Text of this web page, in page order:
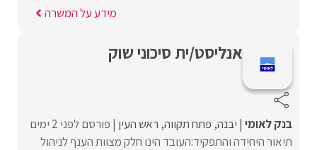
מידע על המשרה
אנליסט/ית סיכוני שוק
בנק לאומי יבנה פתח תקווה ראש העין פורסם לפני 2 ימים
תיאור היחידה והתפקיד:העובד הינו חלק מצוות הענף לניהול